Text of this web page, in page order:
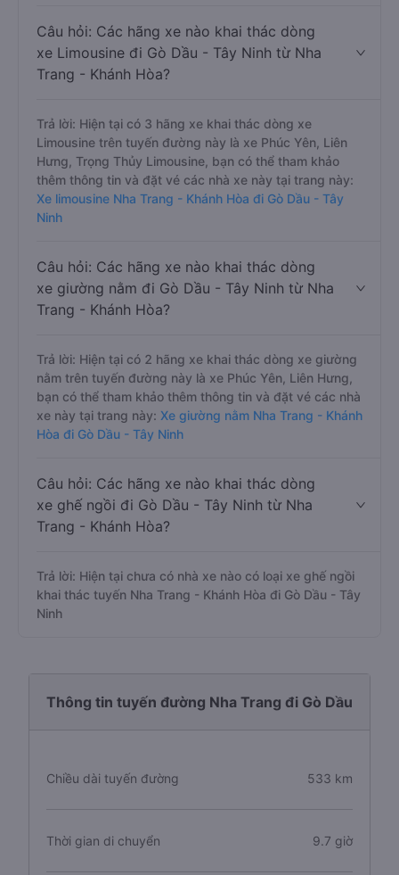
Câu hỏi: Các hãng xe nào khai thác dòng
xe Limousine đi Gò Dầu - Tây Ninh từ Nha
Trang - Khánh Hòa?
Trả lời: Hiện tại có 3 hãng xe khai thác dòng xe
Limousine trên tuyến đường này là xe Phúc Yên, Liên
Hưng, Trọng Thủy Limousine, bạn có thể tham khảo
thêm thông tin và đặt vé các nhà xe này tại trang này:
Xe limousine Nha Trang - Khánh Hòa đi Gò Dầu - Tây
Ninh
Câu hỏi: Các hãng xe nào khai thác dòng
xe giường nằm đi Gò Dầu - Tây Ninh từ Nha
Trang - Khánh Hòa?
Trả lời: Hiện tại có 2 hãng xe khai thác dòng xe giường
nằm trên tuyến đường này là xe Phúc Yên, Liên Hưng,
bạn có thể tham khảo thêm thông tin và đặt vé các nhà
xe này tại trang này: Xe giường nằm Nha Trang - Khánh
Hòa đi Gò Dầu - Tây Ninh
Câu hỏi: Các hãng xe nào khai thác dòng
xe ghế ngồi đi Gò Dầu - Tây Ninh từ Nha
Trang - Khánh Hòa?
Trả lời: Hiện tại chưa có nhà xe nào có loại xe ghế ngồi
khai thác tuyến Nha Trang - Khánh Hòa đi Gò Dầu - Tây
Ninh
Thông tin tuyến đường Nha Trang đi Gò Dầu
Chiều dài tuyến đường 533 km
Thời gian di chuyển 9.7 giờ